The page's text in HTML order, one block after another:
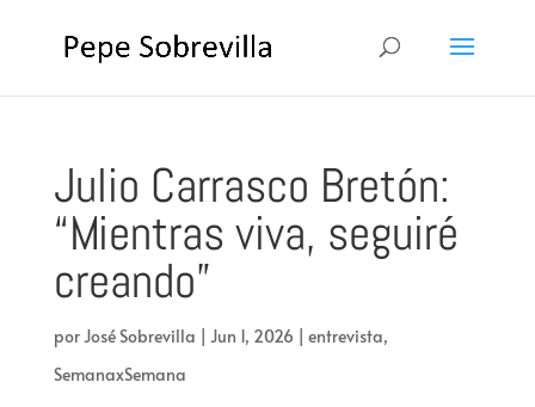
Julio Carrasco Bretón:
“Mientras viva, seguiré
creando”
porJosé Sobrevilla | Jun 1, 2026 | entrevista,
SemanaxSemana